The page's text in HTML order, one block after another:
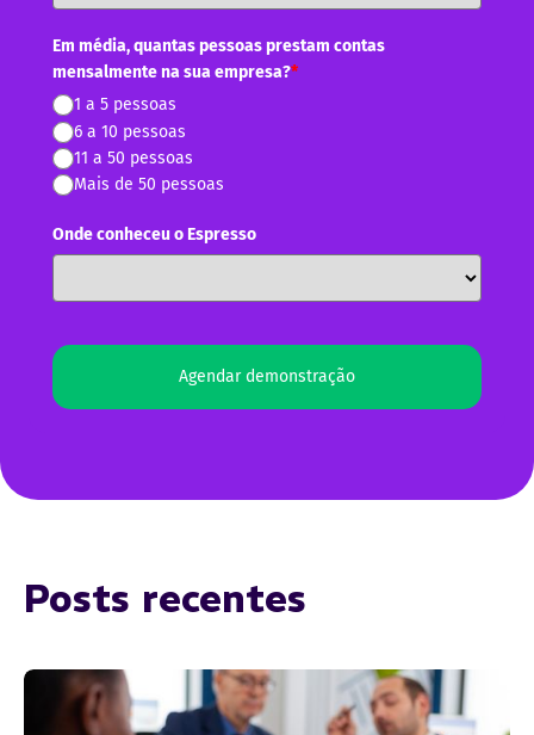
Em média, quantas pessoas prestam contas
mensalmente na sua empresa?*
1 a 5 pessoas
6 a 10 pessoas
11 a 50 pessoas
Mais de 50 pessoas
Onde conheceu o Espresso
Agendar demonstração
Posts recentes